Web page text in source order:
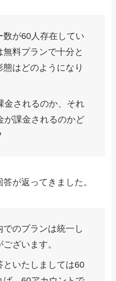
数が60人存在してい
料プランで十分と
はどのようになり
金されるのか、それ
が課金されるのかど
が返ってきました。
でのプランは統一し
ざいます。
といたしましては60